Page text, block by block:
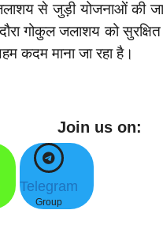
से जुड़ी योजनाओं की
गोकुल जलाशय को
कदम माना जा रहा है।
Join us on:
Telegram
Group